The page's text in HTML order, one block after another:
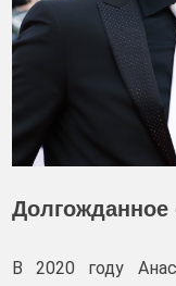
Долгожданное
В 2020 году